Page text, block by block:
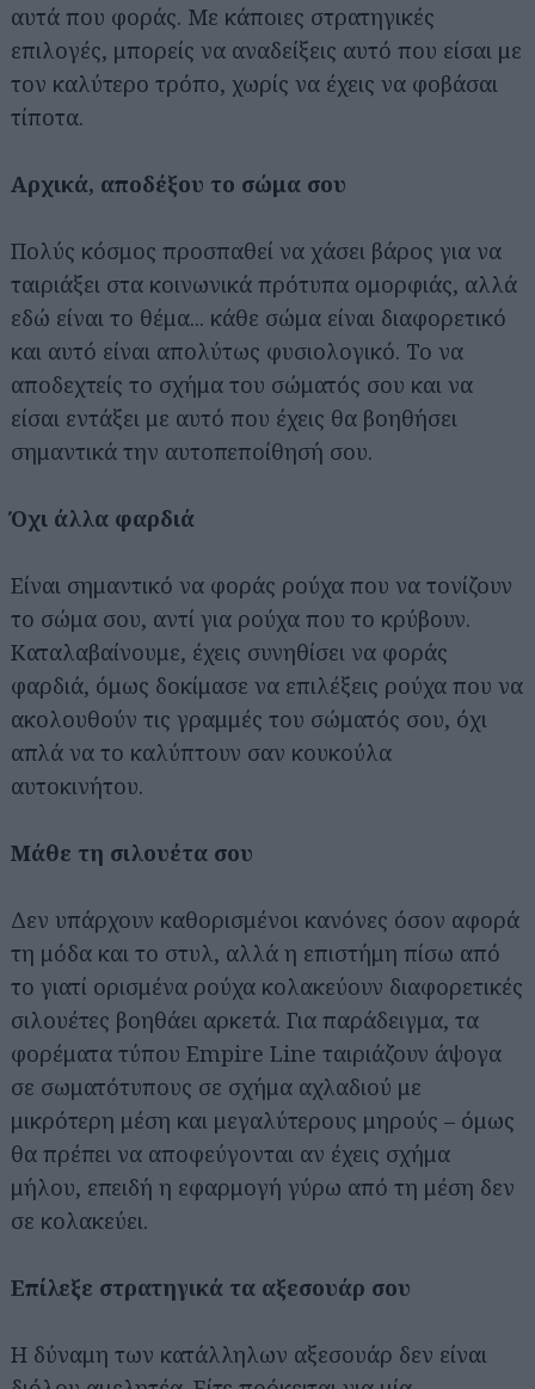
αυτά που φοράς. Με κάποιες στρατηγικές
επιλογές, μπορείς να αναδείξεις αυτό που είσαι με
τον καλύτερο τρόπο, χωρίς να έχεις να φοβάσαι
τίποτα.
Αρχικά, αποδέξου το σώμα σου
Πολύς κόσμος προσπαθεί να χάσει βάρος για να
ταιριάξει στα κοινωνικά πρότυπα ομορφιάς, αλλά
εδώ είναι το θέμα... κάθε σώμα είναι διαφορετικό
και αυτό είναι απολύτως φυσιολογικό. Το να
αποδεχτείς το σχήμα του σώματός σου και να
είσαι εντάξει με αυτό που έχεις θα βοηθήσει
σημαντικά την αυτοπεποίθησή σου.
Όχι άλλα φαρδιά
Είναι σημαντικό να φοράς ρούχα που να τονίζουν
το σώμα σου, αντί για ρούχα που το κρύβουν.
Καταλαβαίνουμε, έχεις συνηθίσει να φοράς
φαρδιά, όμως δοκίμασε να επιλέξεις ρούχα που να
ακολουθούν τις γραμμές του σώματός σου, όχι
απλά να το καλύπτουν σαν κουκούλα
αυτοκινήτου.
Μάθε τη σιλουέτα σου
Δεν υπάρχουν καθορισμένοι κανόνες όσον αφορά
τη μόδα και το στυλ, αλλά η επιστήμη πίσω από
το γιατί ορισμένα ρούχα κολακεύουν διαφορετικές
σιλουέτες βοηθάει αρκετά. Για παράδειγμα, τα
φορέματα τύπου Empire Line ταιριάζουν άψογα
σε σωματότυπους σε σχήμα αχλαδιού με
μικρότερη μέση και μεγαλύτερους μηρούς – όμως
θα πρέπει να αποφεύγονται αν έχεις σχήμα
μήλου, επειδή η εφαρμογή γύρω από τη μέση δεν
σε κολακεύει.
Επίλεξε στρατηγικά τα αξεσουάρ σου
Η δύναμη των κατάλληλων αξεσουάρ δεν είναι